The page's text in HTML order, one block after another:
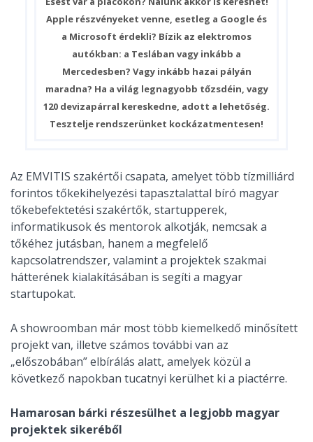
Apple részvényeket venne, esetleg a Google és
a Microsoft érdekli? Bízik az elektromos
autókban: a Teslában vagy inkább a
Mercedesben? Vagy inkább hazai pályán
maradna? Ha a világ legnagyobb tőzsdéin, vagy
120 devizapárral kereskedne, adott a lehetőség.
Tesztelje rendszerünket kockázatmentesen!
Az EMVITIS szakértői csapata, amelyet több tízmilliárd
forintos tőkekihelyezési tapasztalattal bíró magyar
tőkebefektetési szakértők, startupperek,
informatikusok és mentorok alkotják, nemcsak a
tőkéhez jutásban, hanem a megfelelő
kapcsolatrendszer, valamint a projektek szakmai
hátterének kialakításában is segíti a magyar
startupokat.
A showroomban már most több kiemelkedő minősített
projekt van, illetve számos további van az
„előszobában” elbírálás alatt, amelyek közül a
következő napokban tucatnyi kerülhet ki a piactérre.
Hamarosan bárki részesülhet a legjobb magyar
projektek sikeréből